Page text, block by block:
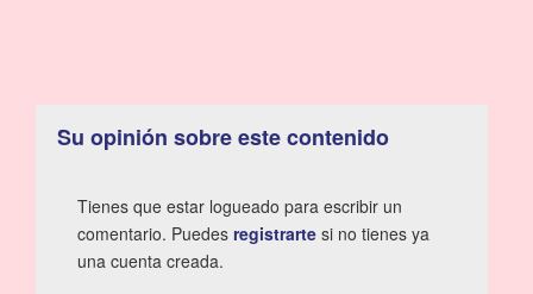
Su opinión sobre este contenido
Tienes que estar logueado para escribir un
comentario. Puedes registrarte si no tienes ya
una cuenta creada.